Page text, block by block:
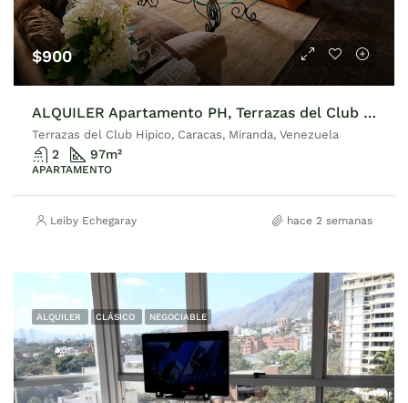
$900
ALQUILER Apartamento PH, Terrazas del Club Hípico
Terrazas del Club Hipico, Caracas, Miranda, Venezuela
2 97m²
APARTAMENTO
Leiby Echegaray hace 2 semanas
ALQUILER CLÁSICO NEGOCIABLE